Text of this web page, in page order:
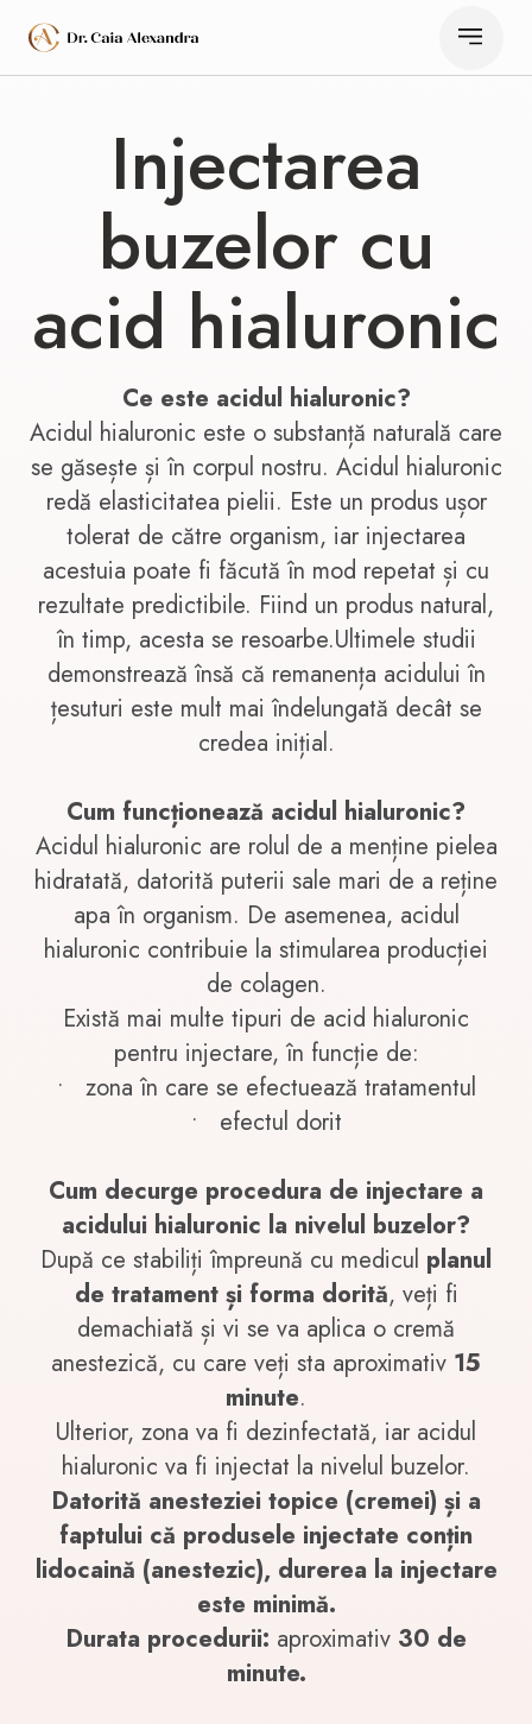
Injectarea
buzelor cu
acid hialuronic
Ce este acidul hialuronic?
Acidul hialuronic este o substanță naturală care
se găsește și în corpul nostru. Acidul hialuronic
redă elasticitatea pielii. Este un produs ușor
tolerat de către organism, iar injectarea
acestuia poate fi făcută în mod repetat și cu
rezultate predictibile. Fiind un produs natural,
în timp, acesta se resoarbe.Ultimele studii
demonstrează însă că remanența acidului în
țesuturi este mult mai îndelungată decât se
credea inițial.
Cum funcționează acidul hialuronic?
Acidul hialuronic are rolul de a menține pielea
hidratată, datorită puterii sale mari de a reține
apa în organism. De asemenea, acidul
hialuronic contribuie la stimularea producției
de colagen.
Există mai multe tipuri de acid hialuronic
pentru injectare, în funcție de:
•
zona în care se efectuează tratamentul
•
efectul dorit
Cum decurge procedura de injectare a
acidului hialuronic la nivelul buzelor?
După ce stabiliți împreună cu medicul planul
de tratament și forma dorită, veți fi
demachiată și vi se va aplica o cremă
anestezică, cu care veți sta aproximativ 15
minute.
Ulterior, zona va fi dezinfectată, iar acidul
hialuronic va fi injectat la nivelul buzelor.
Datorită anesteziei topice (cremei) și a
faptului că produsele injectate conțin
lidocaină (anestezic), durerea la injectare
este minimă.
Durata procedurii: aproximativ30 de
minute.